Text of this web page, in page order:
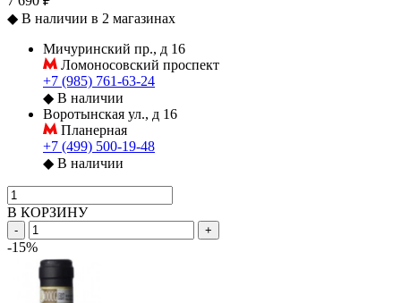
◆ В наличии в 2 магазинах
Мичуринский пр., д 16
Ломоносовский проспект
+7 (985) 761-63-24
◆ В наличии
Воротынская ул., д 16
Планерная
+7 (499) 500-19-48
◆ В наличии
В КОРЗИНУ
- +
-15%